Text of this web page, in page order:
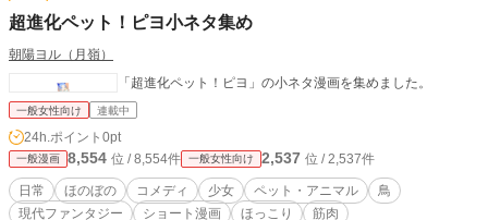
超進化ペット！ピヨ小ネタ集め
朝陽ヨル（月嶺）
「超進化ペット！ピヨ」の小ネタ漫画を集めました。
一般女性向け 連載中
24h.ポイント 0pt
一般漫画 8,554 位 / 8,554件 一般女性向け 2,537 位 / 2,537件
日常 ほのぼの コメディ 少女 ペット・アニマル
鳥
現代ファンタジー
ショート漫画 ほっこり 筋肉